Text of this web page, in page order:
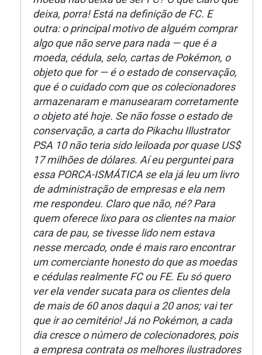
deixa, porra! Está na definição de FC. E
outra: o principal motivo de alguém comprar
algo que não serve para nada — que é a
moeda, cédula, selo, cartas de Pokémon, o
objeto que for — é o estado de conservação,
que é o cuidado com que os colecionadores
armazenaram e manusearam corretamente
o objeto até hoje. Se não fosse o estado de
conservação, a carta do Pikachu Illustrator
PSA 10 não teria sido leiloada por quase US$
17 milhões de dólares. Aí eu perguntei para
essa PORCA-ISMÁTICA se ela já leu um livro
de administração de empresas e ela nem
me respondeu. Claro que não, né? Para
quem oferece lixo para os clientes na maior
cara de pau, se tivesse lido nem estava
nesse mercado, onde é mais raro encontrar
um comerciante honesto do que as moedas
e cédulas realmente FC ou FE. Eu só quero
ver ela vender sucata para os clientes dela
de mais de 60 anos daqui a 20 anos; vai ter
que ir ao cemitério! Já no Pokémon, a cada
dia cresce o número de colecionadores, pois
a empresa contrata os melhores ilustradores